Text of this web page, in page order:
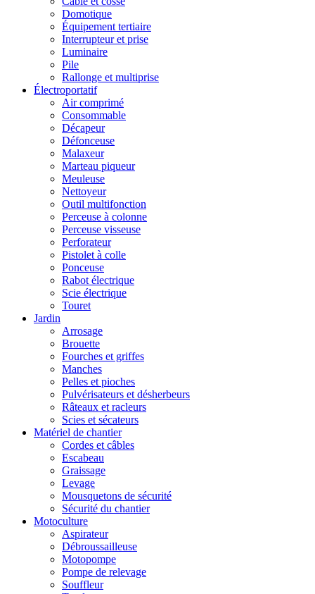
Domotique
Équipement tertiaire
Interrupteur et prise
Luminaire
Pile
Rallonge et multiprise
Électroportatif
Air comprimé
Consommable
Décapeur
Défonceuse
Malaxeur
Marteau piqueur
Meuleuse
Nettoyeur
Outil multifonction
Perceuse à colonne
Perceuse visseuse
Perforateur
Pistolet à colle
Ponceuse
Rabot électrique
Scie électrique
Touret
Jardin
Arrosage
Brouette
Fourches et griffes
Manches
Pelles et pioches
Pulvérisateurs et désherbeurs
Râteaux et racleurs
Scies et sécateurs
Matériel de chantier
Cordes et câbles
Escabeau
Graissage
Levage
Mousquetons de sécurité
Sécurité du chantier
Motoculture
Aspirateur
Débroussailleuse
Motopompe
Pompe de relevage
Souffleur